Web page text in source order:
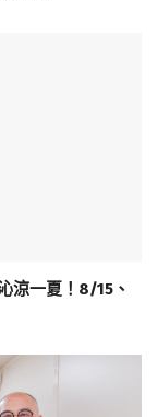
涼一夏！8/15、